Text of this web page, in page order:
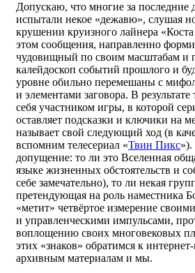
Допускаю, что многие за последние
испытали некое «дежавю», слушая
крушении круизного лайнера
этом сообщения, направленно
чудовищный по своим масштабам и
калейдоскоп событий прошлого и
уровне обильно перемешаны с
и элементами заговора. В
себя участником игры, в которой
оставляет подсказки и ключики на
называет свой следующий ход (в
вспомним телесериал «Твин Пикс»).
допущение: то ли это Вселенная
языке жизненных обстоятельств и
себе замечательно), то ли некая
претендующая на роль наместника
«метит» четвёртое измерение
и управленческими импульсами,
воплощению своих многовековых
этих «знаков» обратимся к
архивным материалам и мы.